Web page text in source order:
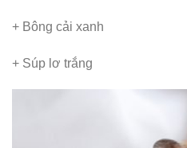
+ Bông cải xanh
+ Súp lơ trắng